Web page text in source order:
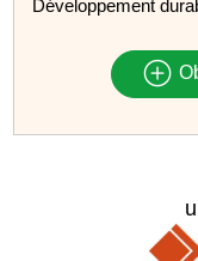
Développement